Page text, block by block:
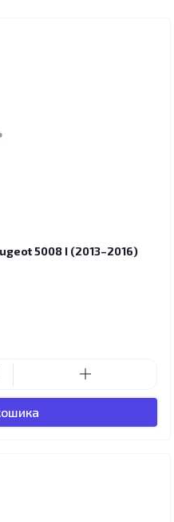
5008 I (2013–2016)